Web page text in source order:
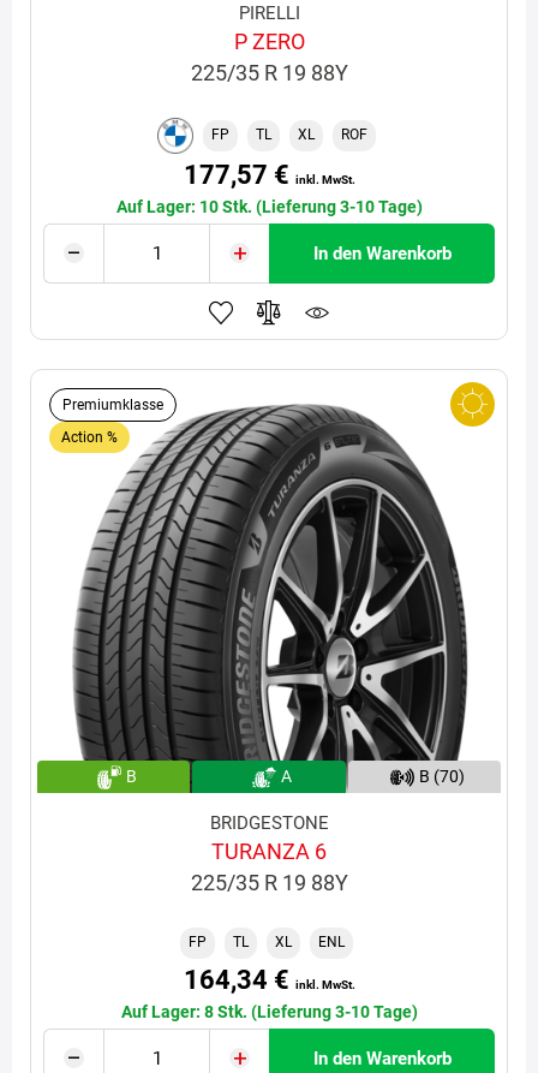
PIRELLI
P ZERO
225/35 R 19 88Y
FP TL XL ROF
177,57 € inkl. MwSt.
Auf Lager: 10 Stk. (Lieferung 3-10 Tage)
In den Warenkorb
Premiumklasse
Action %
B A B (70)
BRIDGESTONE
TURANZA 6
225/35 R 19 88Y
FP TL XL ENL
164,34 € inkl. MwSt.
Auf Lager: 8 Stk. (Lieferung 3-10 Tage)
In den Warenkorb